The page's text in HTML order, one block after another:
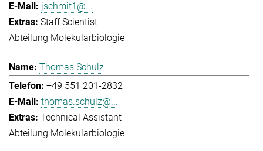
jschmit1@...
Staff Scientist
Abteilung Molekularbiologie
Thomas Schulz
+49 551 201-2832
thomas.schulz@...
Technical Assistant
Abteilung Molekularbiologie